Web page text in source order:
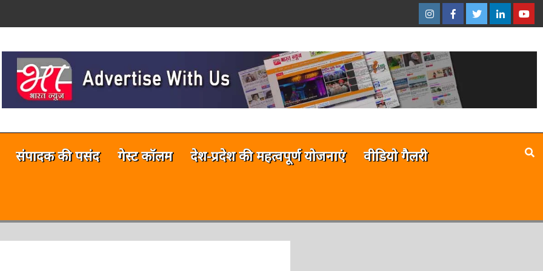
इंस्टाग्राम
ऑनलाईन
भारत
न्यूज़
फेसबुक
ऑनलाईन
भारत
न्यूज़
ट्विटर
ऑनलाईन
ऑनलाईन
न्यूज़
यू-
–
संपादक की पसंद गेस्ट कॉलम देश-प्रदेश की महत्वपूर्ण योजनाएं वीडियो गैलरी
ऑनलाईन भारत न्यूज़ अभी टेस्टिंग फेज में है